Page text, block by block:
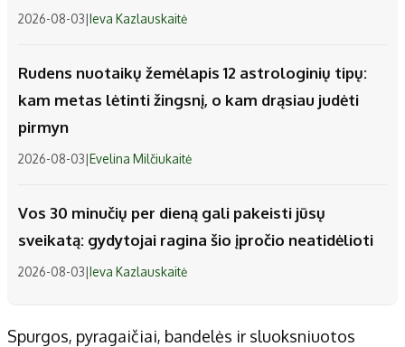
2026-08-03|Ieva Kazlauskaitė
Rudens nuotaikų žemėlapis 12 astrologinių tipų:
kam metas lėtinti žingsnį, o kam drąsiau judėti
pirmyn
2026-08-03|Evelina Milčiukaitė
Vos 30 minučių per dieną gali pakeisti jūsų
sveikatą: gydytojai ragina šio įpročio neatidėlioti
2026-08-03|Ieva Kazlauskaitė
Spurgos, pyragaičiai, bandelės ir sluoksniuotos